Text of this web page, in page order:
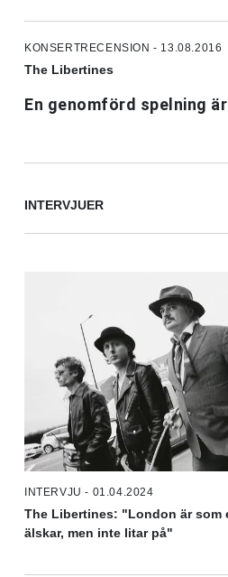
KONSERTRECENSION - 13.08.2016
The Libertines
En genomförd spelning
INTERVJUER
INTERVJU - 01.04.2024
The Libertines: "London är som
älskar, men inte litar på"